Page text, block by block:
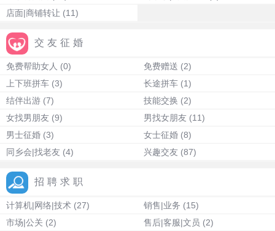
店面|商铺转让 (11)
交友征婚
免费帮助女人 (0) 免费赠送 (2)
上下班拼车 (3) 长途拼车 (1)
结伴出游 (7) 技能交换 (2)
女找男朋友 (9) 男找女朋友 (11)
男士征婚 (3) 女士征婚 (8)
同乡会|找老友 (4) 兴趣交友 (87)
招聘求职
计算机|网络|技术 (27) 销售|业务 (15)
市场|公关 (2) 售后|客服|文员 (2)